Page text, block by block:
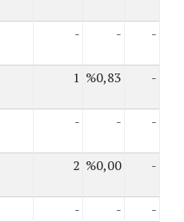
- - -
1 %0,83 -
- - -
2 %0,00 -
- -
-